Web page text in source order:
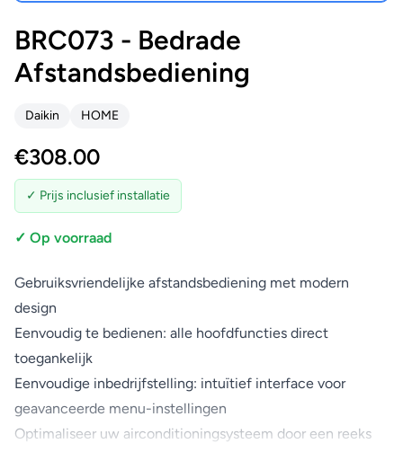
BRC073 - Bedrade
Afstandsbediening
Daikin HOME
€308.00
✓ Prijs inclusief installatie
✓ Op voorraad
Gebruiksvriendelijke afstandsbediening met modern
design
Eenvoudig te bedienen: alle hoofdfuncties direct
toegankelijk
Eenvoudige inbedrijfstelling: intuïtief interface voor
geavanceerde menu-instellingen
Optimaliseer uw airconditioningsysteem door een reeks